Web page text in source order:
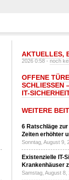
AKTUELLES,
2026 0:58 -noch
OFFENE
SCHLIESSEN
T-
WEITERE
6 Ratschläge
Zeiten erhöhter
Sonntag, August 9,
Existenzielle IT-
Krankenhäuser
Samstag, August